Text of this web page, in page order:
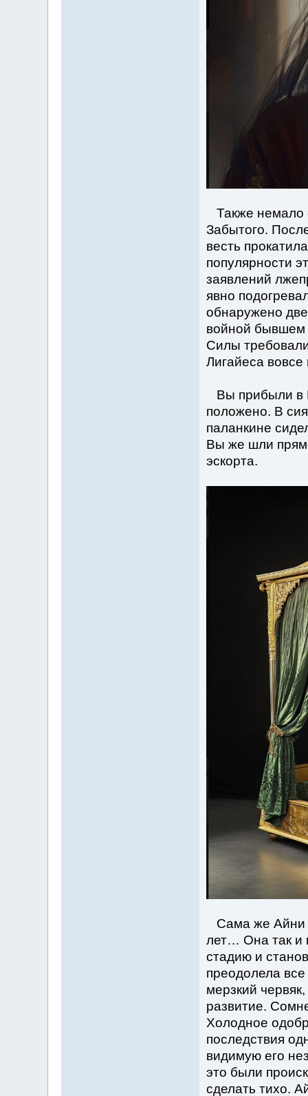
Также немало
Забытого.
весть
популярности
заявлений
явно
обнаружено
войной бывшем
Силы
Лигайеса вовсе
Вы прибыли в
положено. В
паланкине
Вы же шли
эскорта.
Сама же Айни
лет… Она так и
стадию и
преодолела
мерзкий
развитие.
Холодное
последствия
видимую его
это были
сделать тихо.